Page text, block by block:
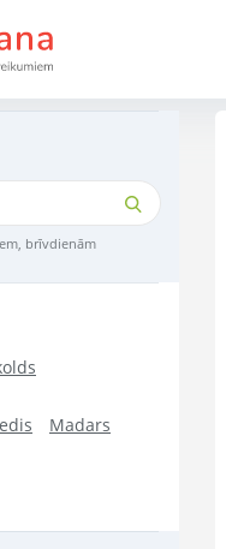
brīvdienām
Madars